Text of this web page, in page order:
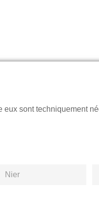
sont techniquement
Nier